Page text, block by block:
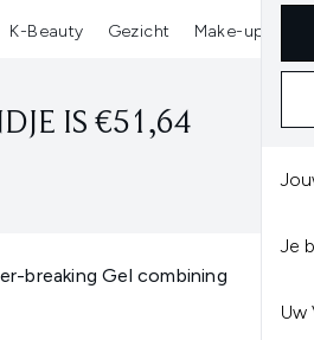
Je
Uw
(Beauty Box) Enter submenu (New & Trending)
K-Beauty
Enter submenu (K-Beauty)
Gezicht Make-up
IS €51,64
breaking Gel combining